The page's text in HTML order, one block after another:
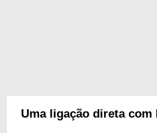
Uma ligação direta com